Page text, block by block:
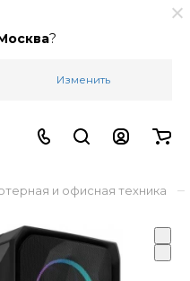
?
Изменить
и офисная техника –